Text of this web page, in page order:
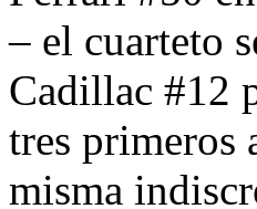
– el cuarteto
Cadillac #12
tres primeros
misma